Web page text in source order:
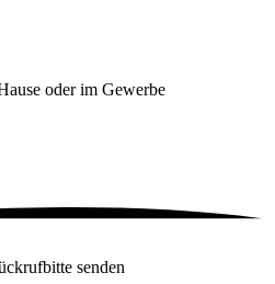
oder im Gewerbe
senden